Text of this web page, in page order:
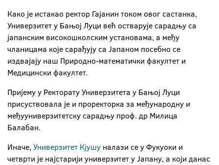
Како је истакао ректор Гајанин током овог састанка,
Универзитет у Бањој Луци већ остварује сарадњу са
јапанским високошколским установама, а међу
чланицама које сарађују са Јапаном посебно се
издвајају наш Природно-математички факултет и
Медицински факултет.
Пријему у Ректорату Универзитета у Бањој Луци
присуствовала је и проректорка за међународну и
међууниверзитетску сарадњу проф. др Милица
Балабан.
Иначе, Универзитет Кјушу налази се у Фукуоки и
четврти је најстарији универзитет у Јапану, а који данас